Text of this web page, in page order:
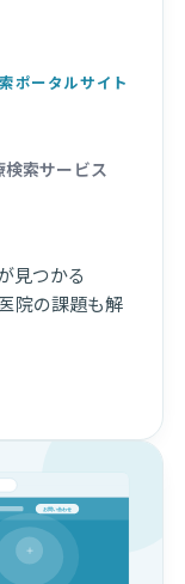
ポータルサイト
索サービス
見つかる
院の課題も解